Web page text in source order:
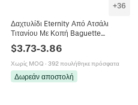
+36
Δαχτυλίδι Eternity Από Ατσάλι
Τιτανίου Με Κοπή Baguette
Πολύχρωμα Ζιργκόν Μινιμαλιστικό
Κομψό Κόσμημα Για Γυναίκες
$3.73-3.86
Χωρίς MOQ · 392 πουλήθηκε πρόσφατα
Δωρεάν αποστολή